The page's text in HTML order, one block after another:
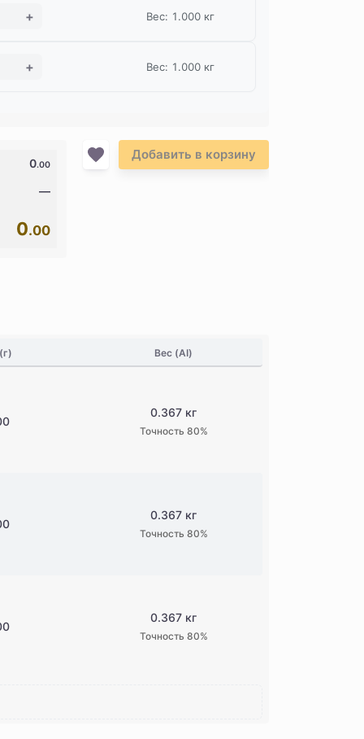
Вес: 1.000 кг
Вес: 1.000 кг
0.00
—
0.00
Добавить в корзину
Вес (AI)
0.367 кг
Точность 80%
0.367 кг
Точность 80%
0.367 кг
Точность 80%